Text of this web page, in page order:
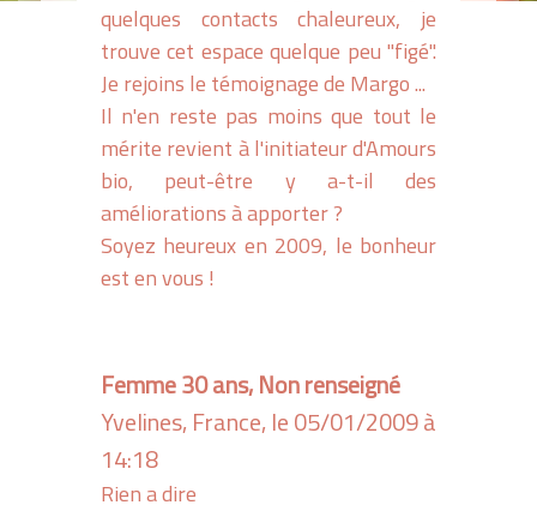
quelques contacts chaleureux, je
trouve cet espace quelque peu "figé".
Je rejoins le témoignage de Margo ...
Il n'en reste pas moins que tout le
mérite revient à l'initiateur d'Amours
bio, peut-être y a-t-il des
améliorations à apporter ?
Soyez heureux en 2009, le bonheur
est en vous !
Femme 30 ans, Non renseigné
Yvelines, France, le 05/01/2009 à
14:18
Rien a dire